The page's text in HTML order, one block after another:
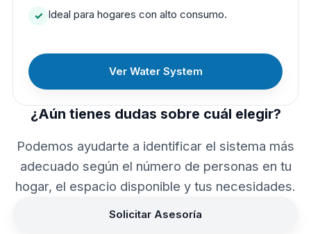
Ideal para hogares con alto consumo.
Ver Water System
¿Aún tienes dudas sobre cuál elegir?
Podemos ayudarte a identificar el sistema más
adecuado según el número de personas en tu
hogar, el espacio disponible y tus necesidades.
Solicitar Asesoría